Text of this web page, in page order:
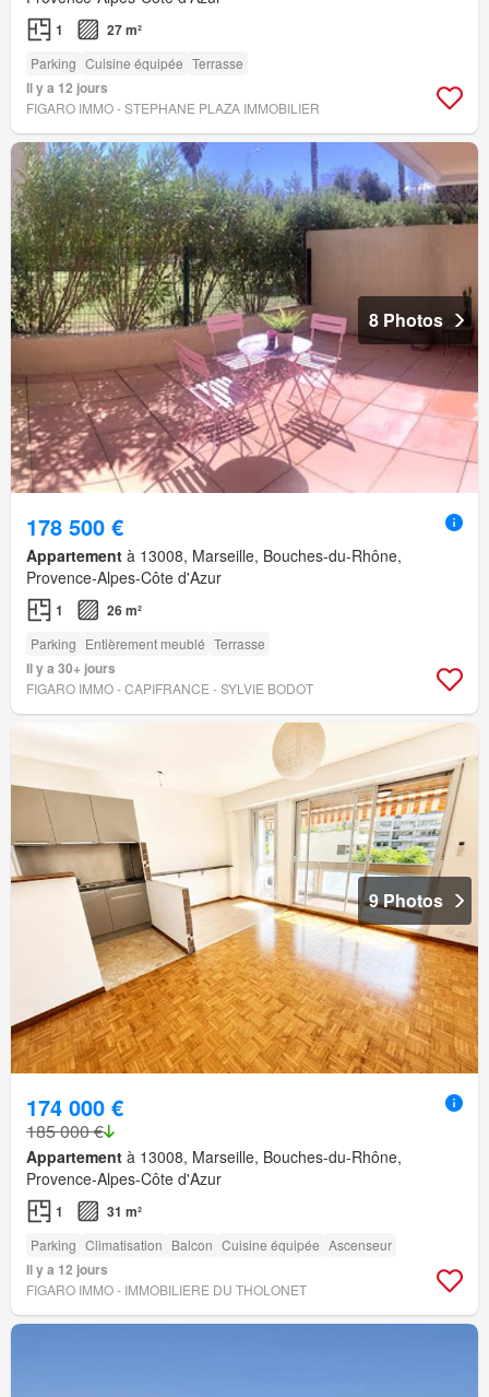
1 27 m²
Parking Cuisine équipée Terrasse
Il y a 12 jours
FIGARO IMMO - STEPHANE PLAZA IMMOBILIER
8 Photos
178 500 €
Appartement à 13008, Marseille, Bouches-du-Rhône,
Provence-Alpes-Côte d'Azur
1 26 m²
Parking Entièrement meublé Terrasse
Il y a 30+ jours
FIGARO IMMO - CAPIFRANCE - SYLVIE BODOT
9 Photos
174 000 €
185 000 €
Appartement à 13008, Marseille, Bouches-du-Rhône,
Provence-Alpes-Côte d'Azur
1 31 m²
Parking Climatisation Balcon Cuisine équipée Ascenseur
Il y a 12 jours
FIGARO IMMO - IMMOBILIERE DU THOLONET